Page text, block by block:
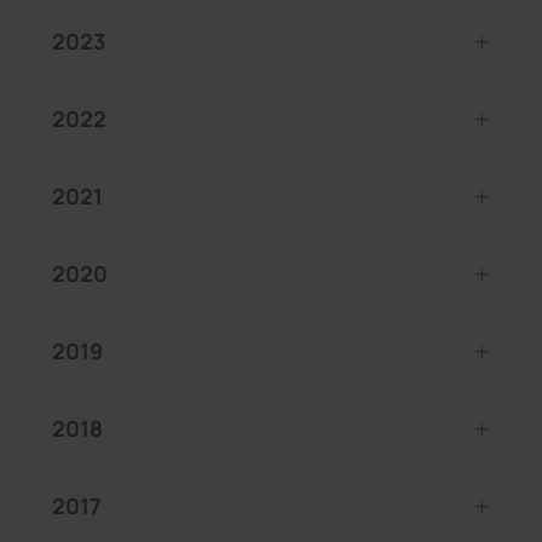
2023
2022
2021
2020
2019
2018
2017